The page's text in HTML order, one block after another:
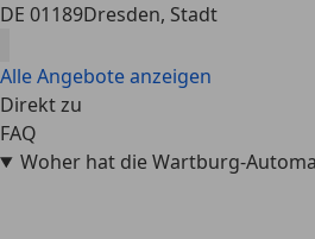
DE 01189Dresden, Stadt
Alle Angebote anzeigen
Direkt zu
FAQ
Woher hat die Wartburg-